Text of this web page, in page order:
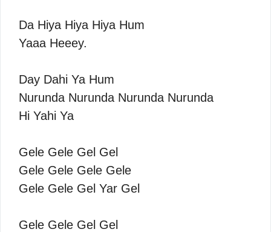
Da Hiya Hiya Hiya Hum
Yaaa Heeey.
Day Dahi Ya Hum
Nurunda Nurunda Nurunda Nurunda
Hi Yahi Ya
Gele Gele Gel Gel
Gele Gele Gele Gele
Gele Gele Gel Yar Gel
Gele Gele Gel Gel